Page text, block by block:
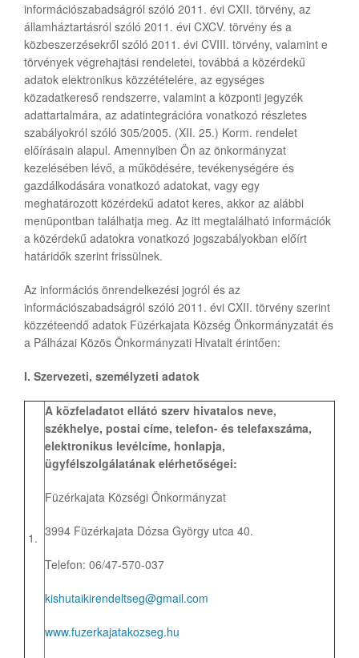
információszabadságról szóló 2011. évi CXII. törvény, az
államháztartásról szóló 2011. évi CXCV. törvény és a
közbeszerzésekről szóló 2011. évi CVIII. törvény, valamint e
törvények végrehajtási rendeletei, továbbá a közérdekű
adatok elektronikus közzétételére, az egységes
közadatkereső rendszerre, valamint a központi jegyzék
adattartalmára, az adatintegrációra vonatkozó részletes
szabályokról szóló 305/2005. (XII. 25.) Korm. rendelet
előírásain alapul. Amennyiben Ön az önkormányzat
kezelésében lévő, a működésére, tevékenységére és
gazdálkodására vonatkozó adatokat, vagy egy
meghatározott közérdekű adatot keres, akkor az alábbi
menüpontban találhatja meg. Az itt megtalálható információk
a közérdekű adatokra vonatkozó jogszabályokban előírt
határidők szerint frissülnek.
Az információs önrendelkezési jogról és az
információszabadságról szóló 2011. évi CXII. törvény szerint
közzéteendő adatok Füzérkajata Község Önkormányzatát és
a Pálházai Közös Önkormányzati Hivatalt érintően:
I. Szervezeti, személyzeti adatok
1.
A közfeladatot ellátó szerv hivatalos neve,
székhelye, postai címe, telefon- és telefaxszáma,
elektronikus levélcíme, honlapja,
ügyfélszolgálatának elérhetőségei:
Füzérkajata Községi Önkormányzat
3994 Füzérkajata Dózsa György utca 40.
Telefon: 06/47-570-037
kishutaikirendeltseg@gmail.com
www.fuzerkajatakozseg.hu